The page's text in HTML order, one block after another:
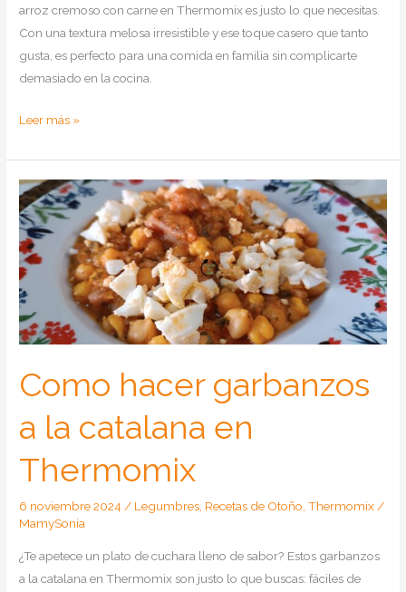
arroz cremoso con carne en Thermomix es justo lo que necesitas.
Con una textura melosa irresistible y ese toque casero que tanto
gusta, es perfecto para una comida en familia sin complicarte
demasiado en la cocina.
Como
arroz
cremoso
con
carne
en
Thermomix
Leer más »
Como hacer garbanzos
a la catalana en
Thermomix
6 noviembre 2024 / Legumbres Recetas de Otoño ,Thermomix /
MamySonia
¿Te apetece un plato de cuchara lleno de sabor? Estos garbanzos
a la catalana en Thermomix son justo lo que buscas: fáciles de